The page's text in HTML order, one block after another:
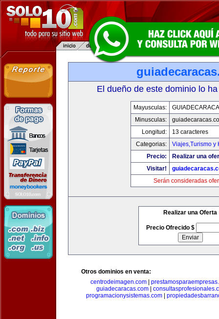
El dueño de este dominio lo
Mayusculas:
Minusculas:
Longitud:
13 caracteres
Categorias:
Viajes,Turismo y
Precio:
Realizar una
Visitar!
Serán consideradas
Realizar una Oferta
Precio Ofrecido $
Otros dominios en venta:
centrodeimagen.com
guiadecaracas.com
programacionysistemas.com|